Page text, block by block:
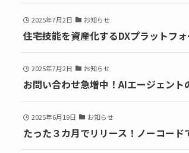
2025年7月2日 お知らせ
住宅技能を資産化するDXプラットフ
2025年7月2日 お知らせ
お問い合わせ急増中！AIエージェント
2025年6月19日 お知らせ
たった３カ月でリリース！ノーコー